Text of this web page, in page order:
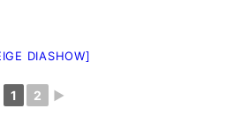
DIASHOW]
1 2 ►